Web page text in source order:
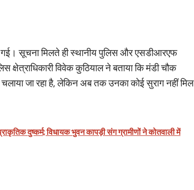
गई। सूचना मिलते ही स्थानीय पुलिस और एसडीआरएफ
विवेक कुठियाल ने बताया कि मंडी चौक
जा रहा है, लेकिन अब तक उनका कोई सुराग नहीं मिल
दुष्कर्म; विधायक भुवन कापड़ी संग ग्रामीणों ने कोतवाली में